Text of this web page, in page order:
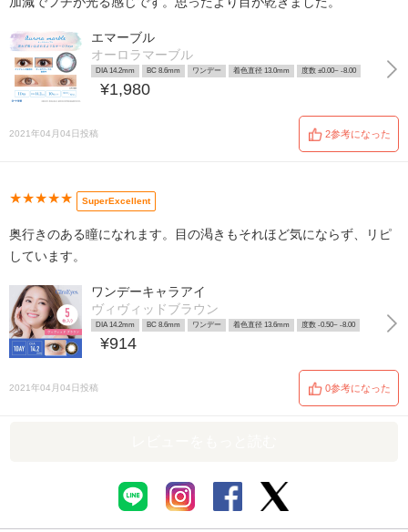
エマーブル
オーロラマーブル
DIA 14.2mm BC 8.6mm ワンデー 着色直径 13.0mm 度数 ±0.00~ -8.00
¥1,980
2021年04月04日投稿 2参考になった
★★★★★ SuperExcellent
奥行きのある瞳になれます。目の渇きもそれほど気にならず、リピ
しています。
ワンデーキャラアイ
ヴィヴィッドブラウン
DIA 14.2mm BC 8.6mm ワンデー 着色直径 13.6mm 度数 -0.50~ -8.00
¥914
2021年04月04日投稿 0参考になった